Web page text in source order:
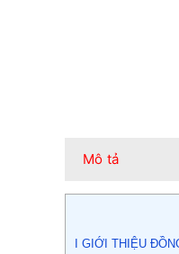
Mô tả
I GIỚI THIỆU